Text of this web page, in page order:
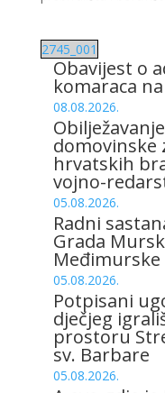
2745_001
Obavijest o
komaraca
08.08.2026.
domovinske
hrvatskih
vojno-
05.08.2026.
Radni
Grada
05.08.2026.
Potpisani
dječjeg
prostoru
sv. Barbare
05.08.2026.